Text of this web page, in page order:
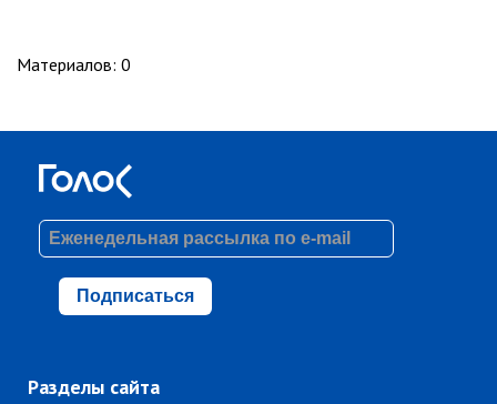
Материалов: 0
Подписаться
Разделы сайта